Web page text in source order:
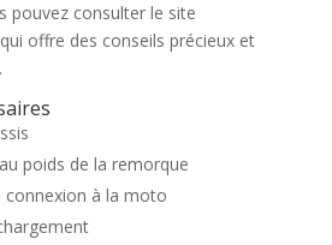
pouvez consulter le site
offre des conseils précieux et
poids de la remorque
connexion à la moto